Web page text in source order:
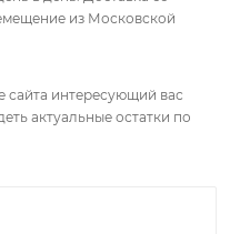
из Московской
сайта интересующий вас
актуальные остатки по